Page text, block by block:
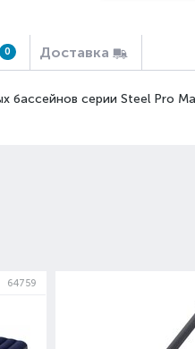
0 Доставка
бассейнов серии Steel Pro
64759